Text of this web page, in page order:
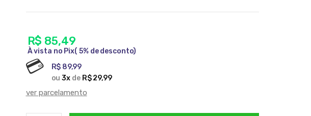
R$ 89,99
ou3x de R$ 29,99
R$ 85,49
ver parcelamento